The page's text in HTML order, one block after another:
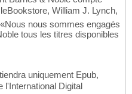
William J. Lynch,
nous sommes engagés
tous les titres disponibles
uniquement Epub,
l'International Digital